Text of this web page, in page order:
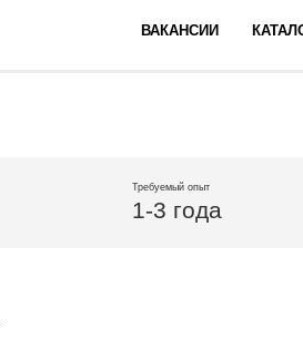
ВАКАНСИИ
Требуемый опыт
1-3 года